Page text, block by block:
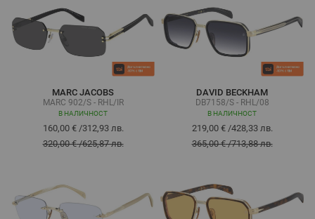
MARC JACOBS
MARC 902/S - RHL/IR
В НАЛИЧНОСТ
160,00 €/312,93 лв.
320,00 €/625,87 лв.
DAVID BECKHAM
DB7158/S - RHL/08
В НАЛИЧНОСТ
219,00 €/428,33 лв.
365,00 €/713,88 лв.